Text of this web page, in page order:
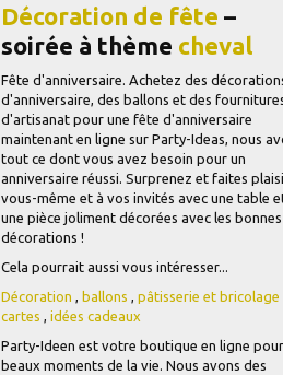
Décoration de fête –
soirée à thème cheval
Fête d'anniversaire. Achetez des
d'anniversaire, des ballons et des
d'artisanat pour une fête d'anniversaire
maintenant en ligne sur Party-Ideas, nous
tout ce dont vous avez besoin pour un
anniversaire réussi. Surprenez et faites
vous-même et à vos invités avec une table
une pièce joliment décorées avec les bonnes
décorations !
Cela pourrait aussi vous intéresser...
Décoration
ballons pâtisserie et bricolage
cartes
idées cadeaux
Party-Ideen est votre boutique en ligne
beaux moments de la vie. Nous avons des